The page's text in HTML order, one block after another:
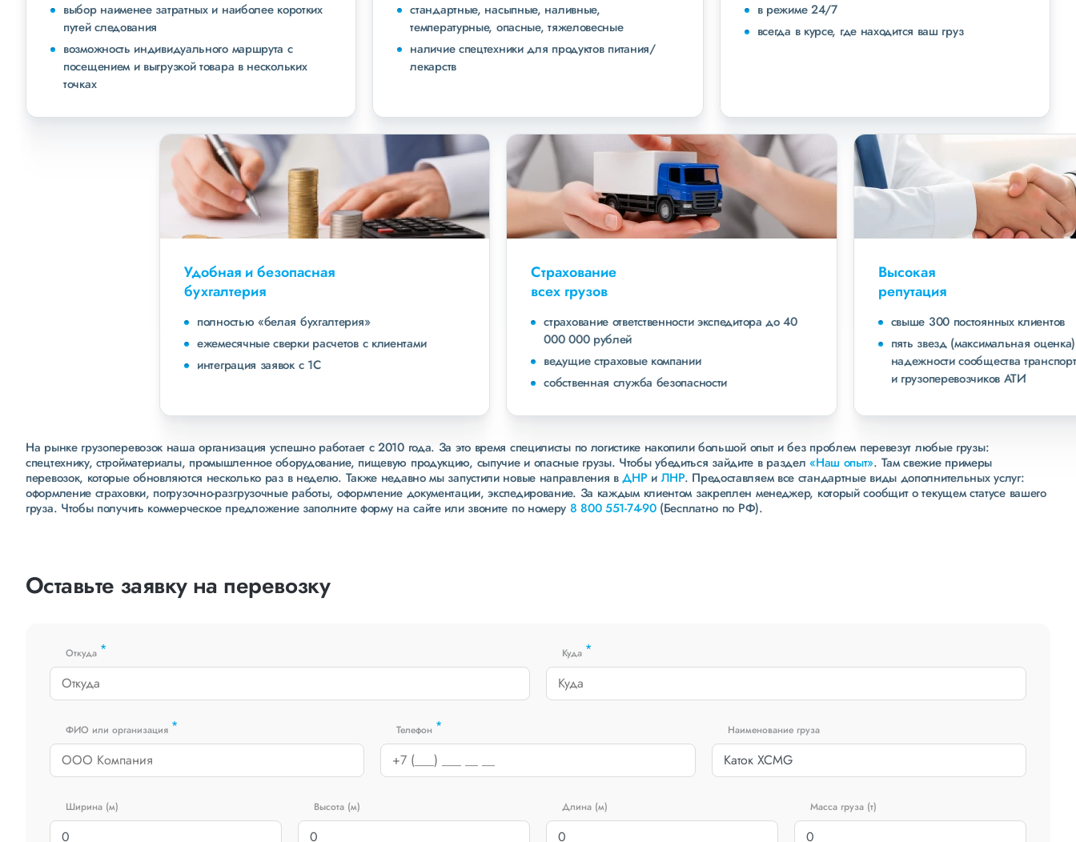
выбор наименее затратных и наиболее коротких
путей следования
возможность индивидуального маршрута с
посещением и выгрузкой товара в нескольких
точках
стандартные, насыпные, наливные,
температурные, опасные, тяжеловесные
наличие спецтехники для продуктов питания/
лекарств
в режиме 24/7
всегда в курсе, где находится ваш груз
Удобная и безопасная
полностью «белая бухгалтерия»
ежемесячные сверки расчетов с клиентами
интеграция заявок с 1С
страхование ответственности экспедитора до 40
000 000 рублей
ведущие страховые компании
собственная служба безопасности
свыше 300 постоянных клиентов
пять звезд (максимальная оценка) в рейтинге
надежности сообщества транспортных компаний
и грузоперевозчиков АТИ
На рынке грузоперевозок наша организация успешно работает с 2010 года. За это время специлисты по логистике накопили большой опыт и без проблем перевезут любые грузы:
спецтехнику, стройматериалы, промышленное оборудование, пищевую продукцию, сыпучие и опасные грузы. Чтобы убедиться зайдите в раздел«Наш опыт». Там свежие примеры
перевозок, которые обновляются несколько раз в неделю. Также недавно мы запустили новые направления вДНР и ЛНР. Предоставляем все стандартные виды дополнительных услуг:
оформление страховки, погрузочно-разгрузочные работы, оформление документации, экспедирование. За каждым клиентом закреплен менеджер, который сообщит о текущем статусе вашего
груза. Чтобы получить коммерческое предложение заполните форму на сайте или звоните по номеру 8 800 551-74-90(Бесплатно по РФ).
Оставьте заявку на перевозку
Откуда * Куда *
ФИО или организация * Телефон * Наименование груза
Ширина (м) Высота (м) Длина (м) Масса груза (т)